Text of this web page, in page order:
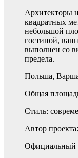
Архитекторы
квадратных
небольшой
гостиной,
выполнен со
предела.
Польша,
Общая
Стиль:
Автор
Официальный